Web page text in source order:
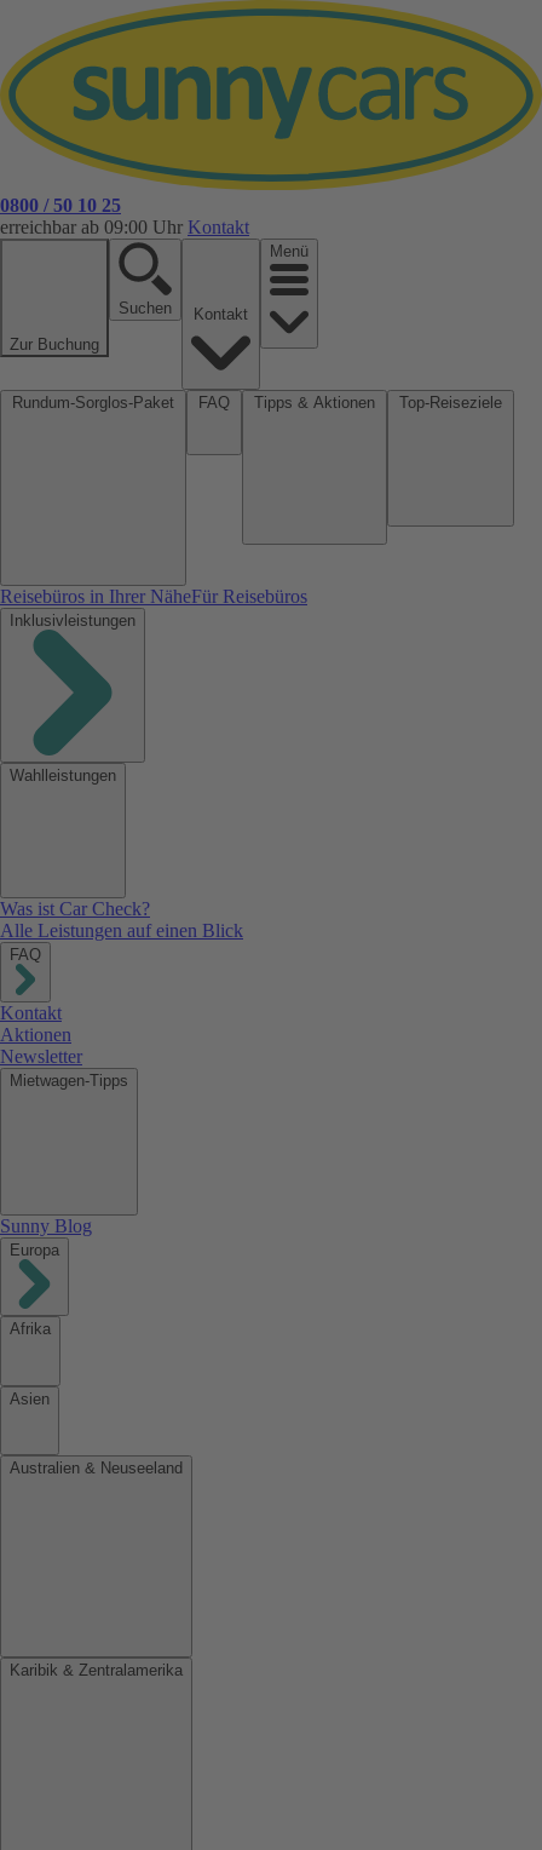
0800 / 50 10 25
erreichbar ab 09:00 Uhr Kontakt
Zur Buchung
Suchen
Menü
Reisebüros in Ihrer NäheFür Reisebüros
Inklusivleistungen
Wahlleistungen
Was ist Car Check?
Alle Leistungen auf einen Blick
FAQ
Kontakt
Aktionen
Newsletter
Mietwagen-Tipps
Sunny Blog
Europa
Afrika
Asien
Australien & Neuseeland
Karibik & Zentralamerika